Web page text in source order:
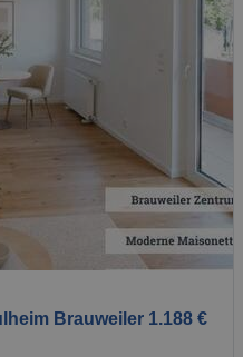
1 / 1
Brauweiler 1.188 €